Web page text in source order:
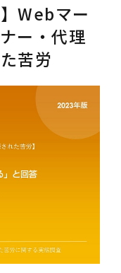
Webマー
ー・代理
苦労